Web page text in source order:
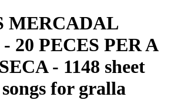
MERCADAL
20 PECES PER A
- 1148 sheet
for gralla